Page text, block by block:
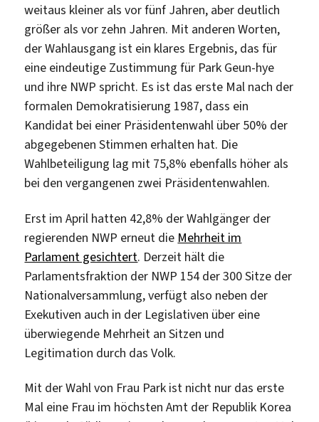
weitaus kleiner als vor fünf Jahren, aber deutlich
größer als vor zehn Jahren. Mit anderen Worten,
der Wahlausgang ist ein klares Ergebnis, das für
eine eindeutige Zustimmung für Park Geun-hye
und ihre NWP spricht. Es ist das erste Mal nach der
formalen Demokratisierung 1987, dass ein
Kandidat bei einer Präsidentenwahl über 50% der
abgegebenen Stimmen erhalten hat. Die
Wahlbeteiligung lag mit 75,8% ebenfalls höher als
bei den vergangenen zwei Präsidentenwahlen.
Erst im April hatten 42,8% der Wahlgänger der
regierenden NWP erneut die Mehrheit im
Parlament gesichtert. Derzeit hält die
Parlamentsfraktion der NWP 154 der 300 Sitze der
Nationalversammlung, verfügt also neben der
Exekutiven auch in der Legislativen über eine
überwiegende Mehrheit an Sitzen und
Legitimation durch das Volk.
Mit der Wahl von Frau Park ist nicht nur das erste
Mal eine Frau im höchsten Amt der Republik Korea